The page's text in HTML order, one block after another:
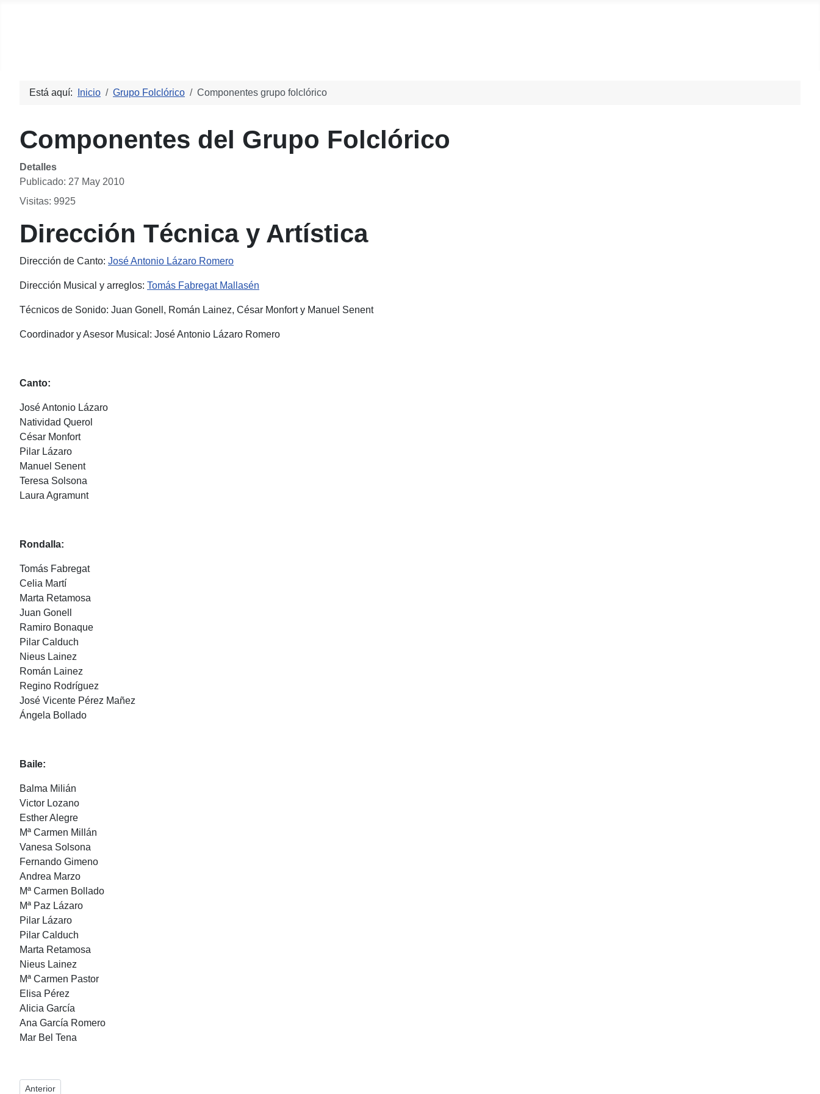
Está aquí: Inicio Grupo Folclórico Componentes grupo folclórico
Componentes del Grupo Folclórico
Detalles
Publicado: 27 May 2010
Visitas: 9925
Dirección Técnica y Artística
Dirección de Canto: José Antonio Lázaro Romero
Dirección Musical y arreglos: Tomás Fabregat Mallasén
Técnicos de Sonido: Juan Gonell, Román Lainez, César Monfort y Manuel Senent
Coordinador y Asesor Musical: José Antonio Lázaro Romero
Canto:
José Antonio Lázaro
Natividad Querol
César Monfort
Pilar Lázaro
Manuel Senent
Teresa Solsona
Laura Agramunt
Rondalla:
Tomás Fabregat
Celia Martí
Marta Retamosa
Juan Gonell
Ramiro Bonaque
Pilar Calduch
Nieus Lainez
Román Lainez
Regino Rodríguez
José Vicente Pérez Mañez
Ángela Bollado
Baile:
Balma Milián
Victor Lozano
Esther Alegre
Mª Carmen Millán
Vanesa Solsona
Fernando Gimeno
Andrea Marzo
Mª Carmen Bollado
Mª Paz Lázaro
Pilar Lázaro
Pilar Calduch
Marta Retamosa
Nieus Lainez
Mª Carmen Pastor
Elisa Pérez
Alicia García
Ana García Romero
Mar Bel Tena
Artículo anterior: Discografía del Grupo Folklórico
Anterior